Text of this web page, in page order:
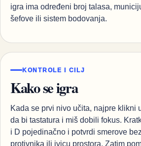
igra ima određeni broj talasa,
šefove ili sistem bodovanja.
KONTROLE I CILJ
Kako se igra
Kada se prvi nivo učita, najpre klikni
da bi tastatura i miš dobili fokus.
i D pojedinačno i potvrdi smerove
protivnika ili ivicu prostora. Zatim